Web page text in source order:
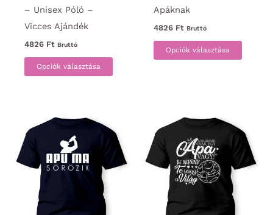
– Unisex Póló –
Vicces Ajándék
4826 Ft Bruttó
Opciók választása
Ennek
a
variációja
van.
A
termékoldalon
Apáknak
4826 Ft Bruttó
Opciók választása
Ennek
a
van.
A